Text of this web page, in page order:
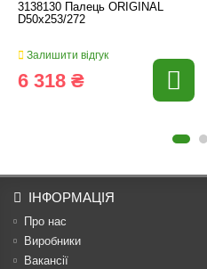
3138130 Палець ORIGINAL
D50x253/272
Залишити відгук
6 318 ₴
ІНФОРМАЦІЯ
Про нас
Виробники
Вакансії